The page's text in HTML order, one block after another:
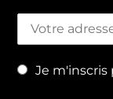
Je m'inscris